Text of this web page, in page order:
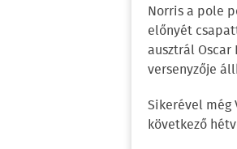
Norris a pole
előnyét
ausztrál Oscar
versenyzője
Sikerével még
következő